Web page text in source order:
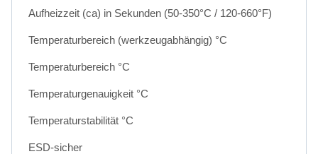
Aufheizzeit (ca) in Sekunden (50-350°C / 120-660°F)
Temperaturbereich (werkzeugabhängig) °C
Temperaturbereich °C
Temperaturgenauigkeit °C
Temperaturstabilität °C
ESD-sicher